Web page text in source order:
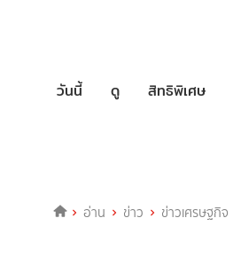
วันนี้ ดู สิทธิพิเศษ
อ่าน ข่าว ข่าวเศรษฐกิจ